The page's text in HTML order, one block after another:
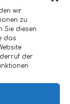
wir
zu
Sie diesen
das
der
Paint
oder